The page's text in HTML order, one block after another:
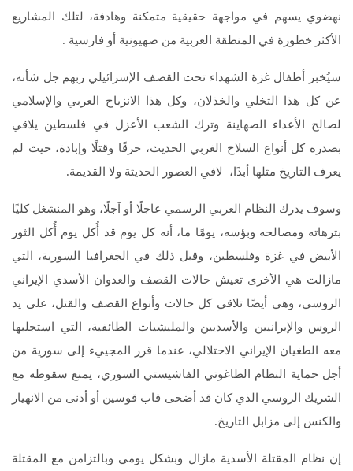
نهضوي يسهم في مواجهة حقيقية متمكنة وهادفة، لتلك المشاريع
الأكثر خطورة في المنطقة العربية من صهيونية أو فارسية .
سيُخبر أطفال غزة الشهداء تحت القصف الإسرائيلي ربهم جل شأنه،
عن كل هذا التخلي والخذلان، وكل هذا الانزياح العربي والإسلامي
لصالح الأعداء الصهاينة وترك الشعب الأعزل في فلسطين يلاقي
بصدره كل أنواع السلاح الغربي الحديث، حرقًا وقتلًا وإبادة، حيث لم
يعرف التاريخ مثلها أبدًا، لافي العصور الحديثة ولا القديمة.
وسوف يدرك النظام العربي الرسمي عاجلًا أو آجلًا، وهو المنشغل كليًا
بترهاته ومصالحه وبؤسه، يومًا ما، أنه كل يوم قد أُكل يوم أُكل الثور
الأبيض في غزة وفلسطين، وقبل ذلك في الجغرافيا السورية، التي
مازالت هي الأخرى تعيش حالات القصف والعدوان الأسدي الإيراني
الروسي، وهي أيضًا تلاقي كل حالات وأنواع القصف والقتل، على يد
الروس والإيرانيين والأسديين والمليشيات الطائفية، التي استجلبها
معه الطغيان الإيراني الاحتلالي، عندما قرر المجييء إلى سورية من
أجل حماية النظام الطاغوتي الفاشيستي السوري، يمنع سقوطه مع
الشريك الروسي الذي كان قد أضحى قاب قوسين أو أدنى من الانهيار
والكنس إلى مزابل التاريخ.
إن نظام المقتلة الأسدية مازال وبشكل يومي وبالتزامن مع المقتلة